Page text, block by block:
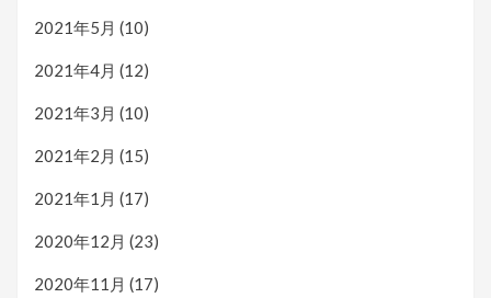
2021年5月 (10)
2021年4月 (12)
2021年3月 (10)
2021年2月 (15)
2021年1月 (17)
2020年12月 (23)
2020年11月 (17)